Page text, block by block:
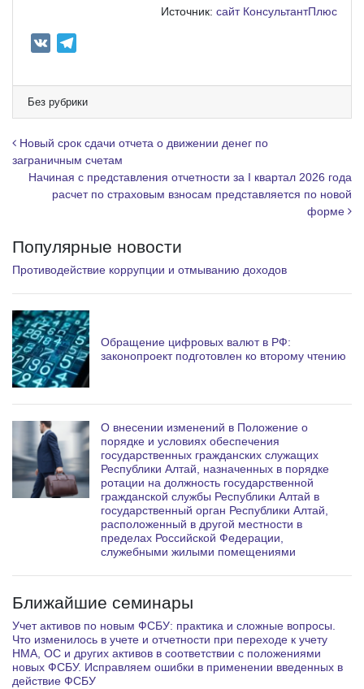
Источник: сайт КонсультантПлюс
e
g
r
a
m
Без рубрики
Навигация по записям
Новый срок сдачи отчета о движении денег по
заграничным счетам
Начиная с представления отчетности за I квартал 2026 года
расчет по страховым взносам представляется по новой
форме
Популярные новости
Противодействие коррупции и отмыванию доходов
Обращение цифровых валют в РФ:
законопроект подготовлен ко второму чтению
О внесении изменений в Положение о
порядке и условиях обеспечения
государственных гражданских служащих
Республики Алтай, назначенных в порядке
ротации на должность государственной
гражданской службы Республики Алтай в
государственный орган Республики Алтай,
расположенный в другой местности в
пределах Российской Федерации,
служебными жилыми помещениями
Ближайшие семинары
Учет активов по новым ФСБУ: практика и сложные вопросы.
Что изменилось в учете и отчетности при переходе к учету
НМА, ОС и других активов в соответствии с положениями
новых ФСБУ. Исправляем ошибки в применении введенных в
действие ФСБУ